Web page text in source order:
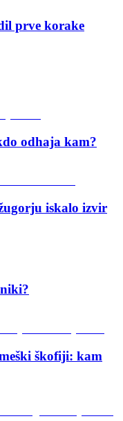
prve korake
odhaja kam?
iskalo izvir
škofiji: kam